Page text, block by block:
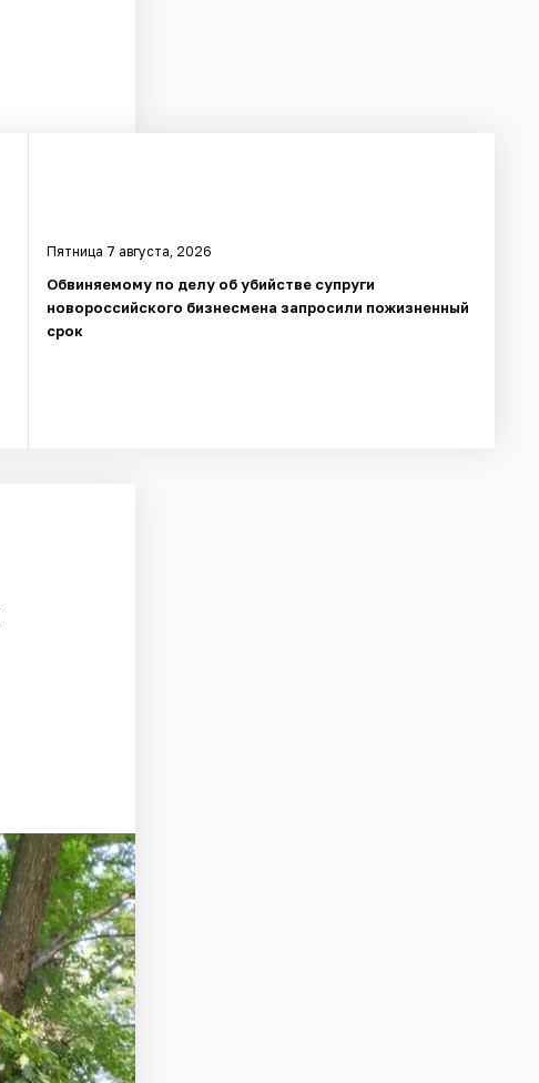
Пятница 7 августа, 2026
Обвиняемому по делу об убийстве супруги
новороссийского бизнесмена запросили пожизненный
срок